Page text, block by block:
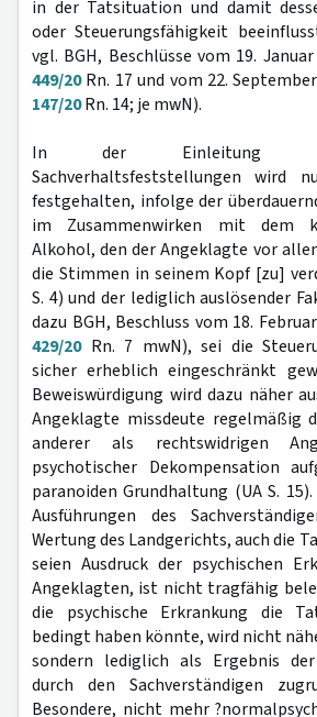
in der Tatsituation und damit
oder Steuerungsfähigkeit
vgl. BGH, Beschlüsse vom 19.
449/20Rn. 17 und vom 22.
147/20Rn. 14; je mwN).
In der Einleitung
Sachverhaltsfeststellungen wird
festgehalten, infolge der
im Zusammenwirken mit dem
Alkohol, den der Angeklagte vor
die Stimmen in seinem Kopf [zu]
S. 4) und der lediglich auslösender
dazu BGH, Beschluss vom 18.
429/20Rn. 7 mwN), sei die
sicher erheblich eingeschränkt
Beweiswürdigung wird dazu näher
Angeklagte missdeute regelmäßig
anderer als rechtswidrigen
psychotischer Dekompensation
paranoiden Grundhaltung (UA S.
Ausführungen des
Wertung des Landgerichts, auch die
seien Ausdruck der psychischen
Angeklagten, ist nicht tragfähig
die psychische Erkrankung die
bedingt haben könnte, wird nicht
sondern lediglich als Ergebnis
durch den Sachverständigen
Besondere, nicht mehr